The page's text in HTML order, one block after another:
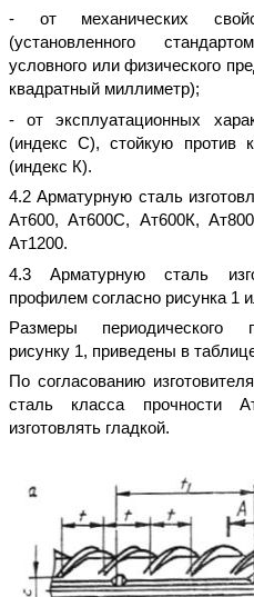
- от механических
(установленного
условного или физического
квадратный миллиметр);
- от эксплуатационных
(индекс С), стойкую против
(индекс К).
4.2 Арматурную сталь
Ат600, Ат600С, Ат600К,
Ат1200.
4.3 Арматурную сталь
профилем согласно рисунка 1
Размеры периодического
рисунку 1, приведены в
По согласованию
сталь класса прочности
изготовлять гладкой.